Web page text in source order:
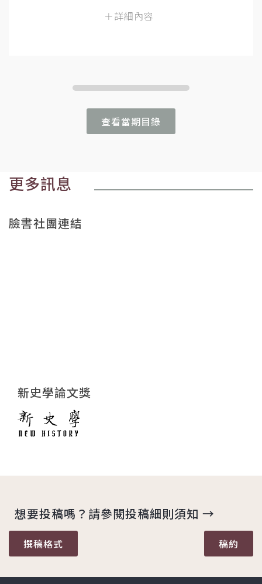
＋詳細內容
查看當期目錄
更多訊息
臉書社團連結
新史學論文獎
想要投稿嗎？請參閱投稿細則須知 →
撰稿格式 稿約